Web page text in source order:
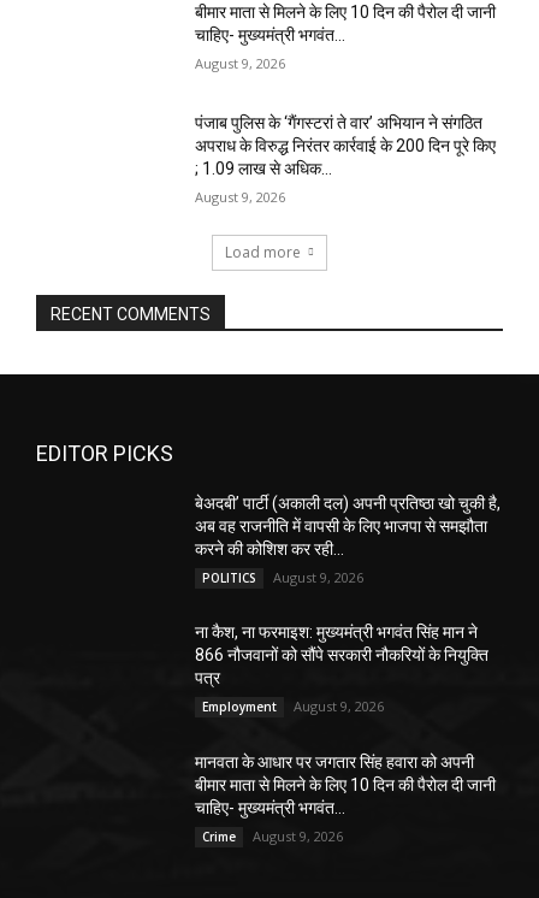
बीमार माता से मिलने के लिए 10 दिन की पैरोल दी जानी
चाहिए- मुख्यमंत्री भगवंत...
August 9, 2026
पंजाब पुलिस के ‘गैंगस्टरां ते वार’ अभियान ने संगठित
अपराध के विरुद्ध निरंतर कार्रवाई के 200 दिन पूरे किए
; 1.09 लाख से अधिक...
August 9, 2026
Load more
RECENT COMMENTS
EDITOR PICKS
बेअदबी’ पार्टी (अकाली दल) अपनी प्रतिष्ठा खो चुकी है,
अब वह राजनीति में वापसी के लिए भाजपा से समझौता
करने की कोशिश कर रही...
POLITICS August 9, 2026
ना कैश, ना फरमाइश: मुख्यमंत्री भगवंत सिंह मान ने
866 नौजवानों को सौंपे सरकारी नौकरियों के नियुक्ति
पत्र
Employment August 9, 2026
मानवता के आधार पर जगतार सिंह हवारा को अपनी
बीमार माता से मिलने के लिए 10 दिन की पैरोल दी जानी
चाहिए- मुख्यमंत्री भगवंत...
Crime August 9, 2026